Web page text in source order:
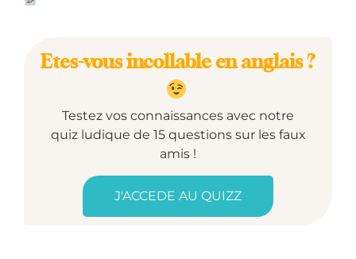
Etes-vous incollable en anglais ?
Testez vos connaissances avec notre
quiz ludique de 15 questions sur les faux
amis !
J'ACCEDE AU QUIZZ